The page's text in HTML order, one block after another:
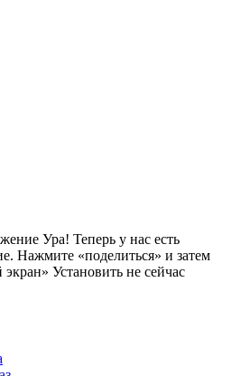
Ура! Теперь у нас есть
Нажмите «поделиться» и затем
экран» Установить не сейчас